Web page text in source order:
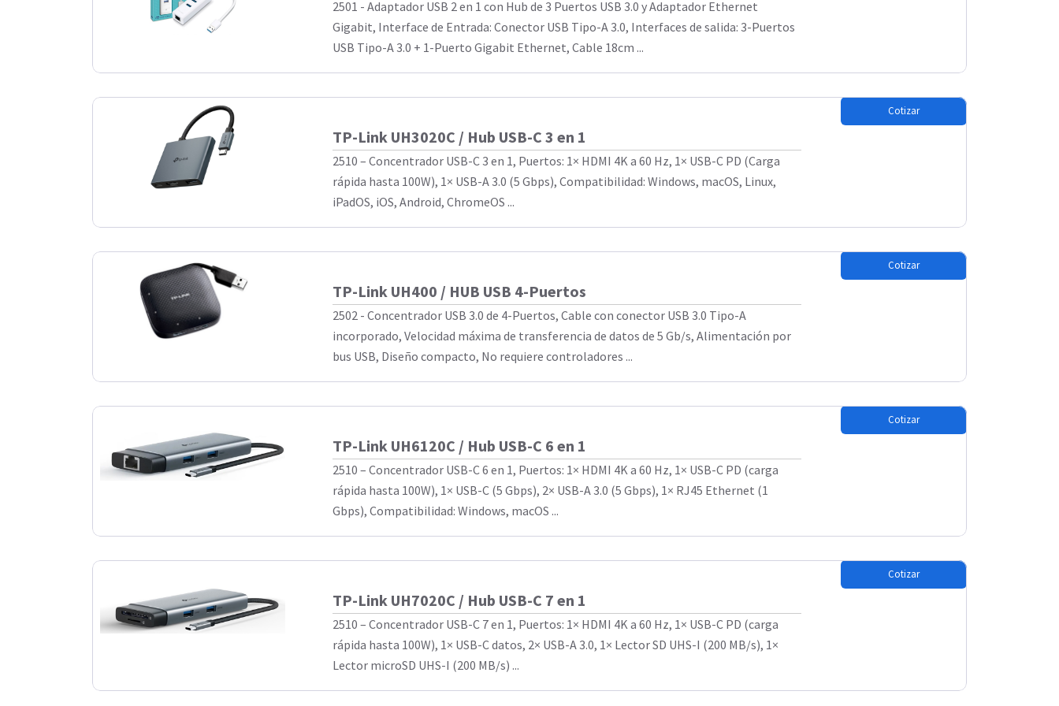
2501 - Adaptador USB 2 en 1 con Hub de 3 Puertos USB 3.0 y Adaptador Ethernet
Gigabit, Interface de Entrada: Conector USB Tipo-A 3.0, Interfaces de salida: 3-Puertos
USB Tipo-A 3.0 + 1-Puerto Gigabit Ethernet, Cable 18cm ...
TP-Link UH3020C / Hub USB-C 3 en 1
2510 – Concentrador USB-C 3 en 1, Puertos: 1× HDMI 4K a 60 Hz, 1× USB-C PD (Carga
rápida hasta 100W), 1× USB-A 3.0 (5 Gbps), Compatibilidad: Windows, macOS, Linux,
iPadOS, iOS, Android, ChromeOS ...
Cotizar
TP-Link UH400 / HUB USB 4-Puertos
2502 - Concentrador USB 3.0 de 4-Puertos, Cable con conector USB 3.0 Tipo-A
incorporado, Velocidad máxima de transferencia de datos de 5 Gb/s, Alimentación por
bus USB, Diseño compacto, No requiere controladores ...
Cotizar
TP-Link UH6120C / Hub USB-C 6 en 1
2510 – Concentrador USB-C 6 en 1, Puertos: 1× HDMI 4K a 60 Hz, 1× USB-C PD (carga
rápida hasta 100W), 1× USB-C (5 Gbps), 2× USB-A 3.0 (5 Gbps), 1× RJ45 Ethernet (1
Gbps), Compatibilidad: Windows, macOS ...
Cotizar
TP-Link UH7020C / Hub USB-C 7 en 1
2510 – Concentrador USB-C 7 en 1, Puertos: 1× HDMI 4K a 60 Hz, 1× USB-C PD (carga
rápida hasta 100W), 1× USB-C datos, 2× USB-A 3.0, 1× Lector SD UHS-I (200 MB/s), 1×
Lector microSD UHS-I (200 MB/s) ...
Cotizar